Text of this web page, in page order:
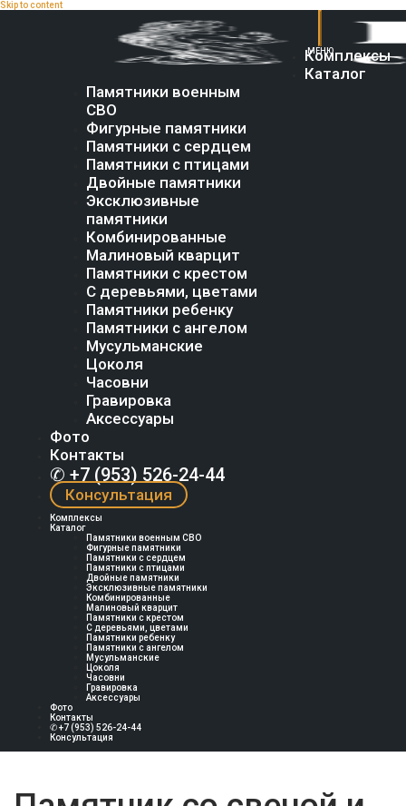
Skip to content
Комплексы
Каталог
Памятники военным
СВО
Фигурные памятники
Памятники с сердцем
Памятники с птицами
Двойные памятники
Эксклюзивные
памятники
Комбинированные
Малиновый кварцит
Памятники с крестом
С деревьями, цветами
Памятники ребенку
Памятники с ангелом
Мусульманские
Цоколя
Часовни
Гравировка
Аксессуары
Фото
Контакты
✆ +7 (953) 526-24-44
Консультация
Комплексы
Каталог
Памятники военным СВО
Фигурные памятники
Памятники с сердцем
Памятники с птицами
Двойные памятники
Эксклюзивные памятники
Комбинированные
Малиновый кварцит
Памятники с крестом
С деревьями, цветами
Памятники ребенку
Памятники с ангелом
Мусульманские
Цоколя
Часовни
Гравировка
Аксессуары
Фото
Контакты
✆ +7 (953) 526-24-44
Консультация